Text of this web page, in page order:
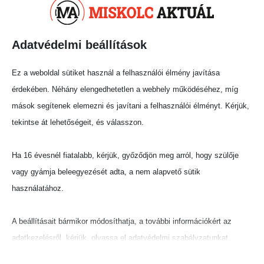
Miskolcon és Tatabányán volt kimutatási határ
felett a mennyisége.
A szennyvízeredmények alapján a
következő időszakban - írták.
Megosztás:
Adatvédelmi beállítások
Ez a weboldal sütiket használ a felhasználói élmény javítása
érdekében. Néhány elengedhetetlen a webhely működéséhez, míg
mások segítenek elemezni és javítani a felhasználói élményt. Kérjük,
tekintse át lehetőségeit, és válasszon.
Ha 16 évesnél fiatalabb, kérjük, győződjön meg arról, hogy szülője
vagy gyámja beleegyezését adta, a nem alapvető sütik
használatához.
A beállításait bármikor módosíthatja, a további információkért az
adatkezelésről, kérjük, olvassa el adatvédelmi szabályzatunkat.